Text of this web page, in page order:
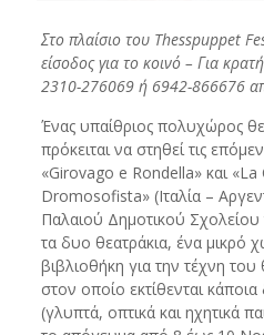
Στο πλαίσιο του Thesspuppet
είσοδος για το κοινό – Για
2310-276069 ή 6942-866676
Ένας υπαίθριος πολυχώρος
πρόκειται να στηθεί τις
«Girovago e Rondella» και
Dromosofista» (Ιταλία –
Παλαιού Δημοτικού
τα δυο θεατράκια, ένα μικρό
βιβλιοθήκη για την τέχνη
στον οποίο εκτίθενται κάποια
(γλυπτά, οπτικά και ηχητικά